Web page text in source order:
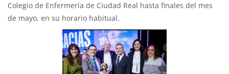
Colegio de Enfermería de Ciudad Real hasta finales del mes
de mayo, en su horario habitual.